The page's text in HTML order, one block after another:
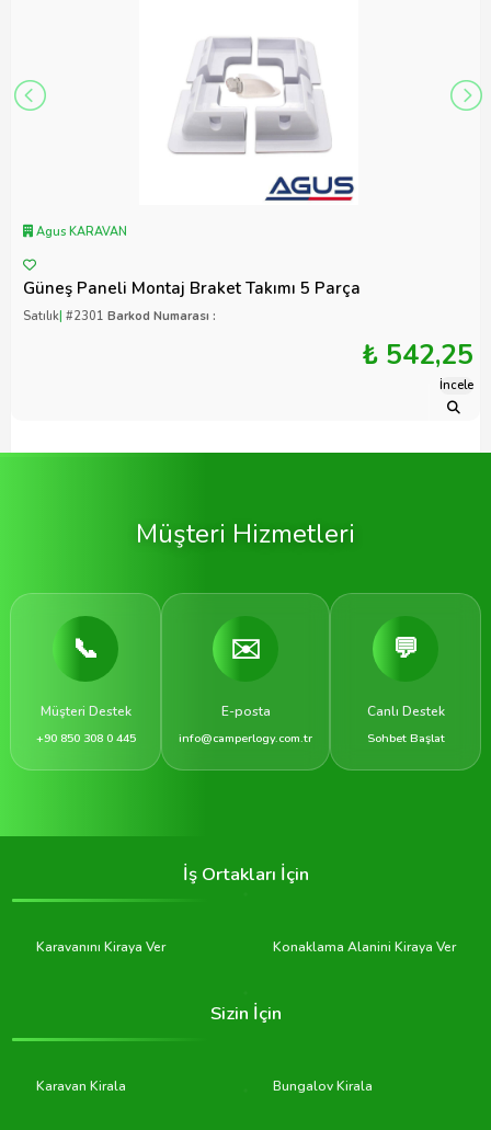
Agus KARAVAN
Güneş Paneli Montaj Braket Takımı 5 Parça
Satılık| #2301 Barkod Numarası :
₺ 542,25
İncele
Müşteri Hizmetleri
📞
Müşteri Destek
+90 850 308 0 445
✉️
E-posta
info@camperlogy.com.tr
💬
Canlı Destek
Sohbet Başlat
İş Ortakları İçin
Karavanını Kiraya Ver Konaklama Alanini Kiraya Ver
Sizin İçin
Karavan Kirala Bungalov Kirala